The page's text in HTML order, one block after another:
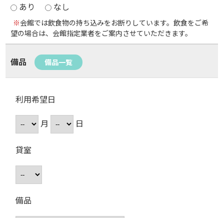
あり
なし
※会館では飲食物の持ち込みをお断りしています。飲食をご希
望の場合は、会館指定業者をご案内させていただきます。
備品 備品一覧
利用希望日
月
日
貸室
備品